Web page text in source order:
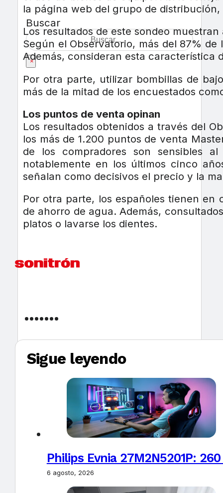
Buscar
×
la página web del grupo de
Los resultados de este sondeo
Según el Observatorio, más del 87%
Además, consideran esta característica
Por otra parte, utilizar bombillas de
más de la mitad de los encuestados
Los puntos de venta opinan
Los resultados obtenidos a través del
los más de 1.200 puntos de venta
de los compradores son sensibles
notablemente en los últimos cinco
señalan como decisivos el precio y la
Por otra parte, los españoles tienen
de ahorro de agua. Además,
platos o lavarse los dientes.
Sigue leyendo
Philips Evnia 27M2N5201P:
6 agosto, 2026